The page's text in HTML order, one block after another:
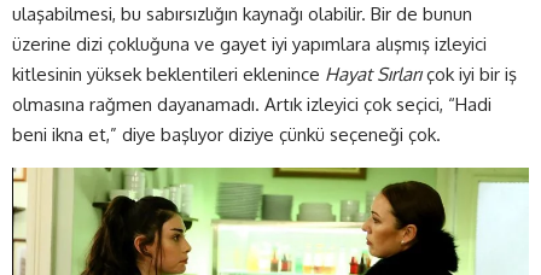
ulaşabilmesi, bu sabırsızlığın kaynağı olabilir. Bir de bunun
üzerine dizi çokluğuna ve gayet iyi yapımlara alışmış izleyici
kitlesinin yüksek beklentileri eklenince Hayat Sırlarıçok iyi bir iş
olmasına rağmen dayanamadı. Artık izleyici çok seçici, “Hadi
beni ikna et,” diye başlıyor diziye çünkü seçeneği çok.